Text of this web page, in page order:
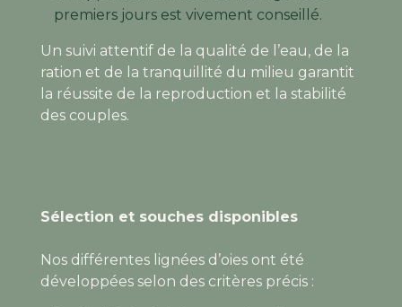
premiers jours est vivement conseillé.
Un suivi attentif de la qualité de l’eau, de la
ration et de la tranquillité du milieu garantit
la réussite de la reproduction et la stabilité
des couples.
Sélection et souches disponibles
Nos différentes lignées d’oies ont été
développées selon des critères précis :